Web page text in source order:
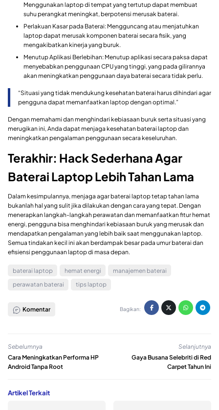
Menggunakan laptop di tempat yang tertutup dapat membuat
suhu perangkat meningkat, berpotensi merusak baterai.
Perlakuan Kasar pada Baterai: Mengguncang atau menjatuhkan
laptop dapat merusak komponen baterai secara fisik, yang
mengakibatkan kinerja yang buruk.
Menutup Aplikasi Berlebihan: Menutup aplikasi secara paksa dapat
menyebabkan penggunaan CPU yang tinggi, yang pada gilirannya
akan meningkatkan penggunaan daya baterai secara tidak perlu.
“Situasi yang tidak mendukung kesehatan baterai harus dihindari agar
pengguna dapat memanfaatkan laptop dengan optimal.”
Dengan memahami dan menghindari kebiasaan buruk serta situasi yang
merugikan ini, Anda dapat menjaga kesehatan baterai laptop dan
meningkatkan pengalaman penggunaan secara keseluruhan.
Terakhir: Hack Sederhana Agar
Baterai Laptop Lebih Tahan Lama
Dalam kesimpulannya, menjaga agar baterai laptop tetap tahan lama
bukanlah hal yang sulit jika dilakukan dengan cara yang tepat. Dengan
menerapkan langkah-langkah perawatan dan memanfaatkan fitur hemat
energi, pengguna bisa menghindari kebiasaan buruk yang merusak dan
mendapatkan pengalaman yang lebih baik saat menggunakan laptop.
Semua tindakan kecil ini akan berdampak besar pada umur baterai dan
efisiensi penggunaan laptop di masa depan.
baterai laptop hemat energi
manajemen baterai
perawatan baterai
tips laptop
Komentar Bagikan:
Sebelumnya
Cara Meningkatkan Performa HP
Android Tanpa Root
Selanjutnya
Gaya Busana Selebriti di Red
Carpet Tahun Ini
Artikel Terkait